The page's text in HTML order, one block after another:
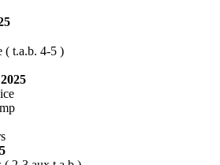
t.a.b. 4-5 )